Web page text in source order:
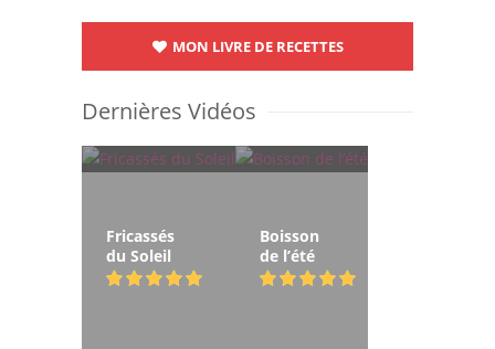
MON LIVRE DE RECETTES
Dernières Vidéos
Fricassés
du Soleil
Boisson
de l’été